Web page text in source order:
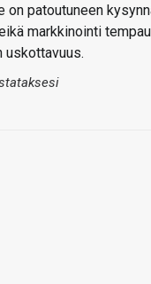
on patoutuneen
markkinointi
uskottavuus.